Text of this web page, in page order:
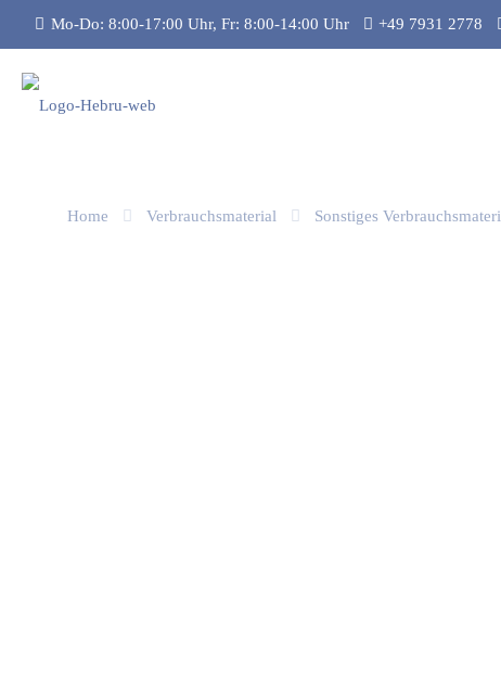
Mo-Do: 8:00-17:00 Uhr, Fr: 8:00-14:00 Uhr +49 7931 2778
Home Verbrauchsmaterial Sonstiges